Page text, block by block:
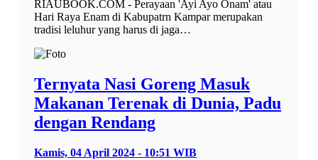
RIAUBOOK.COM - Perayaan 'Ayi Ayo Onam' atau
Hari Raya Enam di Kabupatrn Kampar merupakan
tradisi leluhur yang harus di jaga…
Ternyata Nasi Goreng Masuk
Makanan Terenak di Dunia, Padu
dengan Rendang
Kamis, 04 April 2024 - 10:51 WIB